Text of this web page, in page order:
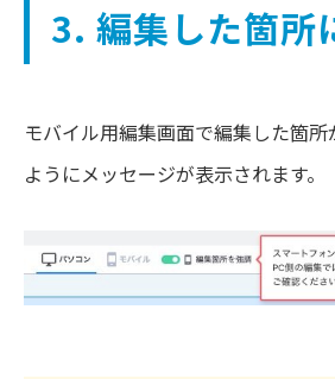
3. 編集した箇所
モバイル用編集画面で編集した箇
ようにメッセージが表示されます。